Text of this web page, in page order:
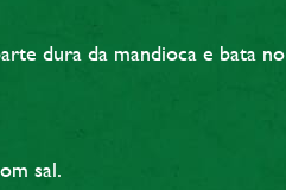
dura da mandioca e bata no
sal.